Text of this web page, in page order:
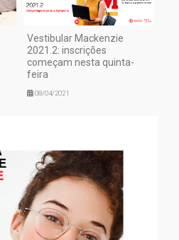
Vestibular Mackenzie
2021.2: inscrições
começam nesta quinta-
feira
08/04/2021